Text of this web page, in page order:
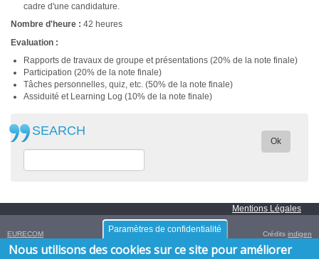
cadre d'une candidature.
Nombre d'heure : 42 heures
Evaluation :
Rapports de travaux de groupe et présentations (20% de la note finale)
Participation (20% de la note finale)
Tâches personnelles, quiz, etc. (50% de la note finale)
Assiduité et Learning Log (10% de la note finale)
SEARCH
Ok
Mentions Légales
Crédits indigen
EURECOM
Campus SophiaTech,
450 Route des Chappes,06410 Biot,FRANCE
Paramètres de confidentialité
Nous utilisons des cookies sur ce site pour améliorer